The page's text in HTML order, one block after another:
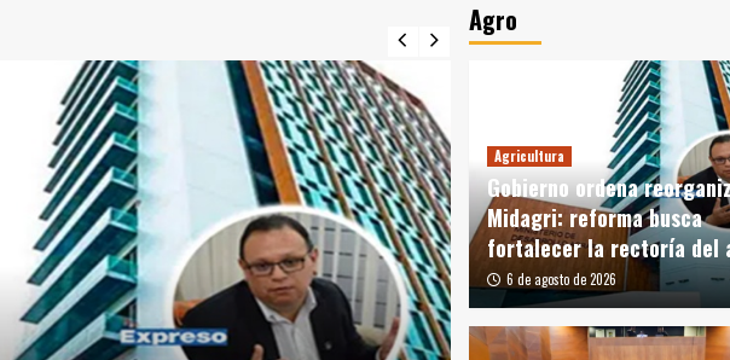
Agricultura
Agro
Agricultura
Gobierno ordena
Midagri: reforma busca
fortalecer la rectoría del
6 de agosto de 2026